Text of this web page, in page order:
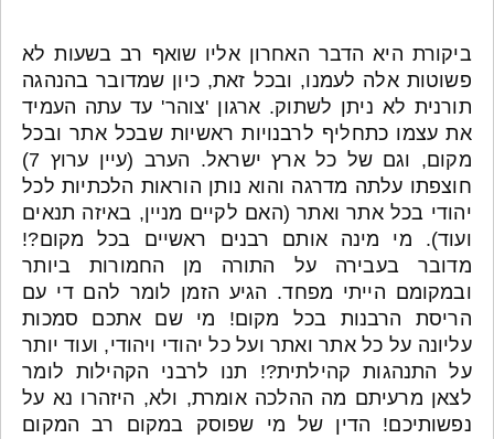
ביקורת היא הדבר האחרון אליו שואף רב בשעות לא
פשוטות אלה לעמנו, ובכל זאת, כיון שמדובר בהנהגה
תורנית לא ניתן לשתוק. ארגון 'צוהר' עד עתה העמיד
את עצמו כתחליף לרבנויות ראשיות שבכל אתר ובכל
מקום, וגם של כל ארץ ישראל. הערב (עיין ערוץ 7)
חוצפתו עלתה מדרגה והוא נותן הוראות הלכתיות לכל
יהודי בכל אתר ואתר (האם לקיים מניין, באיזה תנאים
ועוד). מי מינה אותם רבנים ראשיים בכל מקום?!
מדובר בעבירה על התורה מן החמורות ביותר
ובמקומם הייתי מפחד. הגיע הזמן לומר להם די עם
הריסת הרבנות בכל מקום! מי שם אתכם סמכות
עליונה על כל אתר ואתר ועל כל יהודי ויהודי, ועוד יותר
על התנהגות קהילתית?! תנו לרבני הקהילות לומר
לצאן מרעיתם מה ההלכה אומרת, ולא, היזהרו נא על
נפשותיכם! הדין של מי שפוסק במקום רב המקום